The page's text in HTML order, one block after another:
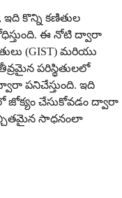
ఇది కొన్ని కణితుల
ఈ నోటి ద్వారా
(GIST) మరియు
పరిస్థితులలో
పనిచేస్తుంది. ఇది
జోక్యం చేసుకోవడం ద్వారా
సాధనంలా